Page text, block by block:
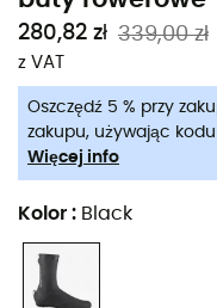
280,82 zł 339,00 zł
z VAT
Oszczędź 5 % przy
zakupu, używając
Więcej info
Kolor : Black
Zaprojektowane przez
Shoecover